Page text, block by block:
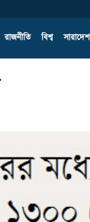
রাজনীতি বিশ্ব সারাদেশ